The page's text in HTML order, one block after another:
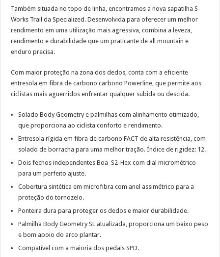
Também situada no topo de linha, encontramos a nova sapatilha S-
Works Trail da Specialized. Desenvolvida para oferecer um melhor
rendimento em uma utilização mais agressiva, combina a leveza,
rendimento e durabilidade que um praticante de all mountain e
enduro precisa.
Com maior proteção na zona dos dedos, conta com a eficiente
entresola em fibra de carbono carbono Powerline, que permite aos
ciclistas mais aguerridos enfrentar qualquer subida ou descida.
Solado Body Geometry e palmilhas com alinhamento otimizado,
que proporciona ao ciclista conforto e rendimento.
Entresola rígida em fibra de carbono FACT de alta resistência, com
solado de borracha para uma melhor tração. Índice de rigidez: 12.
Dois fechos independentes Boa S2-Hex com dial micrométrico
para um perfeito ajuste.
Cobertura sintética em microfibra com anel assimétrico para a
proteção do tornozelo.
Ponteira dura para proteger os dedos e maior durabilidade.
Palmilha Body Geometry SL atualizada, proporciona um baixo peso
e bom apoio do arco plantar.
Compatível com a maioria dos pedais SPD.